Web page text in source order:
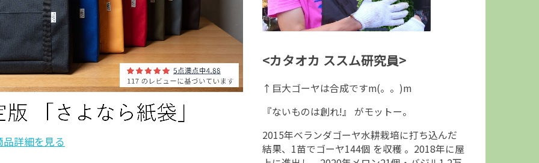
詳細を見る
<カタオカ ススム研究員>
↑巨大ゴーヤは合成ですm(。。)m
『ないものは創れ!』 がモットー。
2015年ベランダゴーヤ水耕栽培に打ち込んだ
結果、1苗でゴーヤ144個 を収穫 。2018年に屋